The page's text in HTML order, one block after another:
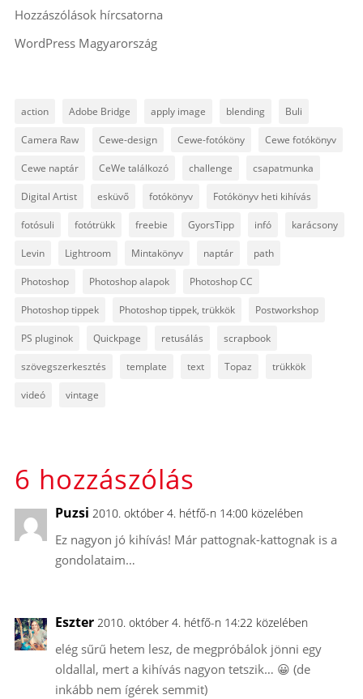
Hozzászólások hírcsatorna
WordPress Magyarország
action Adobe Bridge apply image blending Buli
Camera Raw Cewe-design Cewe-fotóköny Cewe fotókönyv
Cewe naptár CeWe találkozó challenge csapatmunka
Digital Artist esküvő fotókönyv Fotókönyv heti kihívás
fotósuli fotótrükk freebie GyorsTipp infó karácsony
Levin Lightroom Mintakönyv naptár path
Photoshop Photoshop alapok Photoshop CC
Photoshop tippek Photoshop tippek, trükkök Postworkshop
PS pluginok Quickpage retusálás scrapbook
szövegszerkesztés template text Topaz trükkök
videó vintage
6 hozzászólás
Puzsi 2010. október 4. hétfő-n 14:00 közelében
Ez nagyon jó kihívás! Már pattognak-kattognak is a
gondolataim…
Eszter 2010. október 4. hétfő-n 14:22 közelében
elég sűrű hetem lesz, de megpróbálok jönni egy
oldallal, mert a kihívás nagyon tetszik… 😀 (de
inkább nem ígérek semmit)